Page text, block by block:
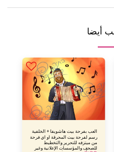
أيضا
العب بفرحة بيت هاشويفا + الخلفية
رسم لفرحة بيت المحرقة أو أي فرحة
من ميتزفه للتحرير والتخطيط
للصحف والمؤسسات الإعلانية وغير